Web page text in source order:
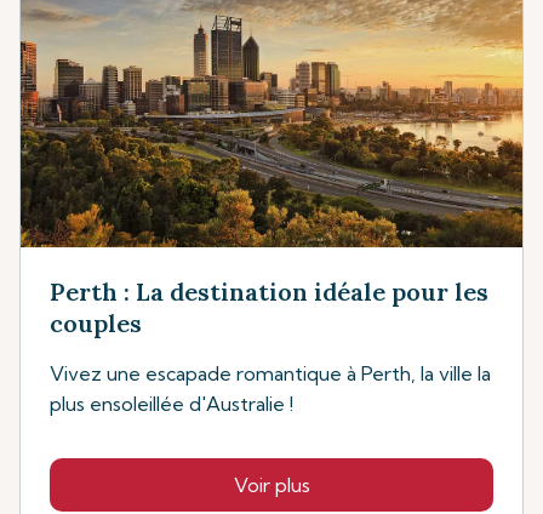
Perth : La destination idéale pour les
couples
Vivez une escapade romantique à Perth, la ville la
plus ensoleillée d'Australie !
Voir plus